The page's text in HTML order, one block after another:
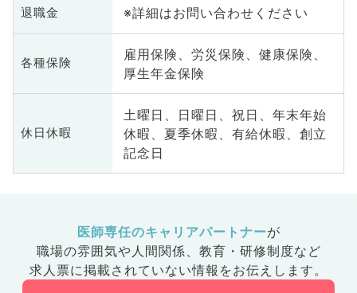
退職金 ※詳細はお問い合わせください
各種保険
雇用保険、労災保険、健康保険、
厚生年金保険
休日休暇
土曜日、日曜日、祝日、年末年始
休暇、夏季休暇、有給休暇、創立
記念日
医師専任のキャリアパートナーが
職場の雰囲気や人間関係、 教育・研修制度など
求人票に掲載されていない情報をお伝えします。